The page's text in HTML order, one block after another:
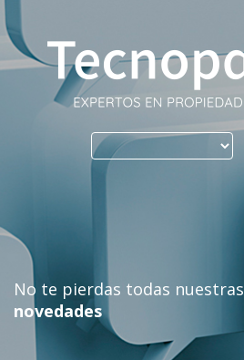
Skip
to
content
No te pierdas todas nuestras
novedades